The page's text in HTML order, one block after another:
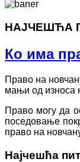
НАЈЧЕШЋА
Ко има
Право на
мањи од износа
Право могу да
поседовање
право на
Најчешћа